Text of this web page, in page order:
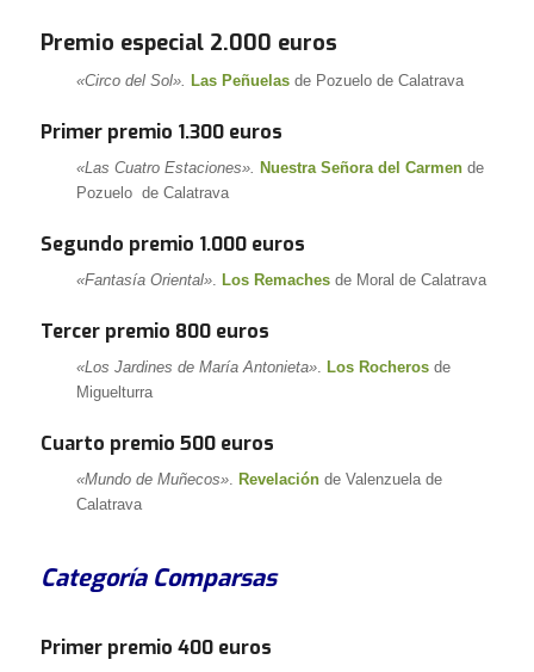
Premio especial 2.000 euros
«Circo del Sol». Las Peñuelas de Pozuelo de Calatrava
Primer premio 1.300 euros
«Las Cuatro Estaciones». Nuestra Señora del Carmende
Pozuelo de Calatrava
Segundo premio 1.000 euros
«Fantasía Oriental». Los Remachesde Moral de Calatrava
Tercer premio 800 euros
«Los Jardines de María Antonieta». Los Rocherosde
Miguelturra
Cuarto premio 500 euros
«Mundo de Muñecos». Revelaciónde Valenzuela de
Calatrava
Categoría Comparsas
Primer premio 400 euros